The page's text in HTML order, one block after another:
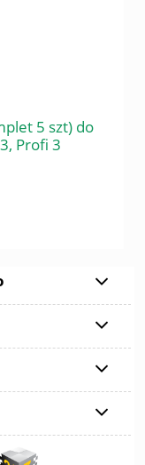
5 szt) do
Profi 3